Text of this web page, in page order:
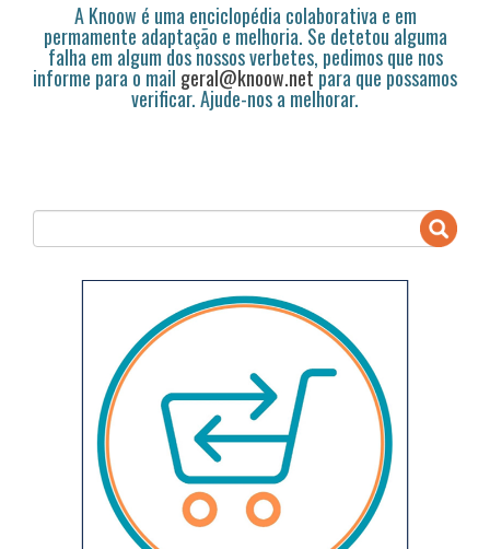
A Knoow é uma enciclopédia colaborativa e em
permamente adaptação e melhoria. Se detetou alguma
falha em algum dos nossos verbetes, pedimos que nos
informe para o mail geral@knoow.netpara que possamos
verificar. Ajude-nos a melhorar.